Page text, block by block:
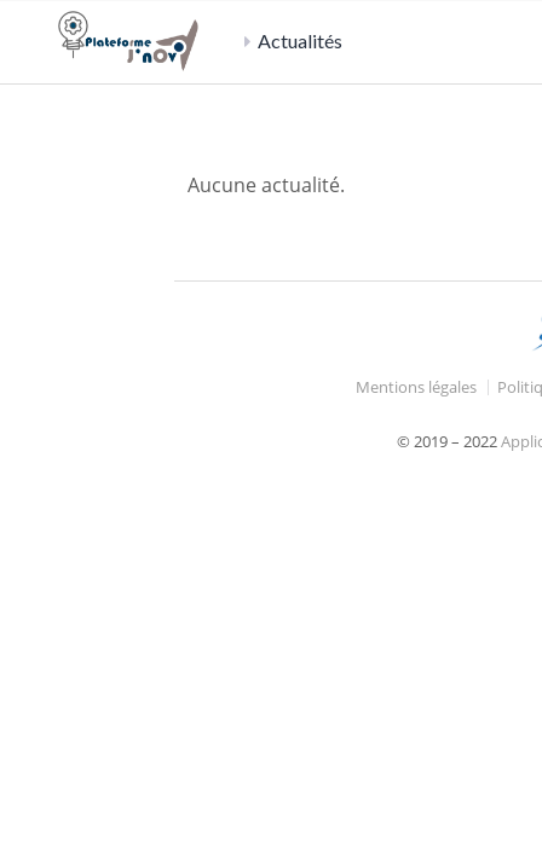
Actualités
Aucune actualité.
Mentions légales
© 2019 – 2022